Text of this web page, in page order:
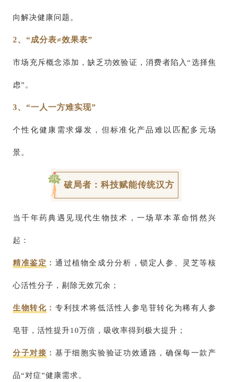
向解决健康问题。
2、“成分表≠效果表”
市场充斥概念添加，缺乏功效验证，消费者陷入“选择焦
虑”。
3、“一人一方难实现”
个性化健康需求爆发，但标准化产品难以匹配多元场
景。
破局者：科技赋能传统汉方
当千年药典遇见现代生物技术，一场草本革命悄然兴
起：
精准鉴定 ：通过植物全成分分析，锁定人参、灵芝等核
心活性分子，剔除无效冗余；
生物转化 ：专利技术将低活性人参皂苷转化为稀有人参
皂苷，活性提升10万倍，吸收率得到极大提升；
分子对接 ：基于细胞实验验证功效通路，确保每一款产
品“对症”健康需求。